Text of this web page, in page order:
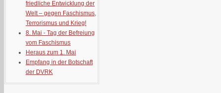
friedliche Entwicklung der
Welt – gegen Faschismus,
Terrorismus und Krieg!
8. Mai - Tag der Befreiung
vom Faschismus
Heraus zum 1. Mai
Empfang in der Botschaft
der DVRK